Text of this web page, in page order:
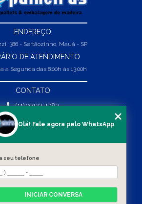
ENDEREÇO
386 - Sertãozinho, Mauá - SP
DE ATENDIMENTO
a Segunda das 8:00h às 13:00h
CONTATO
(11) 99132-1783
(11) 99132-1783
SOBRE NÓS
PRODUTOS
Olá! Fale agora pelo WhatsApp
seu telefone
INICIAR CONVERSA